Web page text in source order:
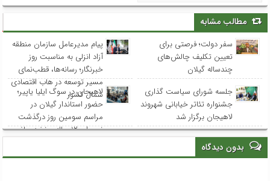
مطالب مشابه
سفر دولت؛ فرصتی برای
تعیین تکلیف چالش‌های
چندساله گیلان
پیام مدیرعامل سازمان منطقه
آزاد انزلی به مناسبت روز
خبرنگار؛ رسانه‌ها، قطب‌نمای
مسیر توسعه در هاب اقتصادی
شمال کشور
جلسه شورای سیاست گذاری
جشنواره تئاتر خیابانی شهروند
لاهیجان برگزار شد
لاهیجان در سوگ ایلیا یاپیر؛
حضور استاندار گیلان در
مراسم سومین روز درگذشت
نوجوان ۱۲ ساله و نخبه ریاضی
بدون دیدگاه